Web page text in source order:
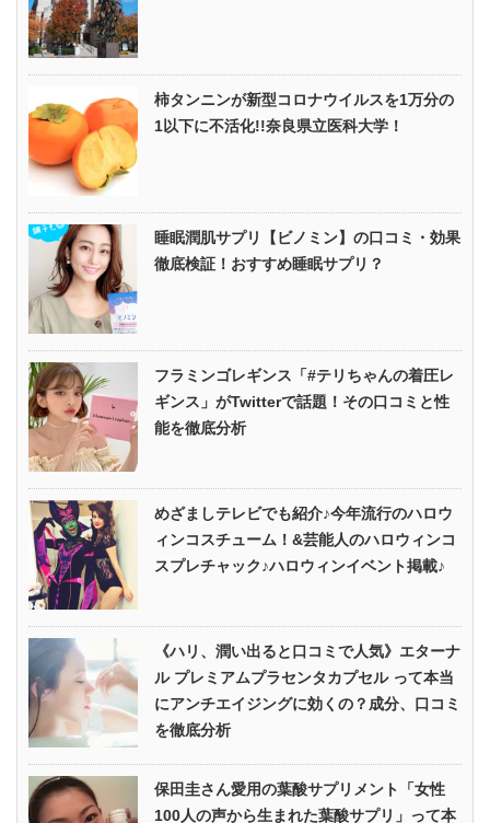
柿タンニンが新型コロナウイルスを1万分の
1以下に不活化!!奈良県立医科大学！
睡眠潤肌サプリ【ビノミン】の口コミ・効果
徹底検証！おすすめ睡眠サプリ？
フラミンゴレギンス「#テリちゃんの着圧レ
ギンス」がTwitterで話題！その口コミと性
能を徹底分析
めざましテレビでも紹介♪今年流行のハロウ
ィンコスチューム！&芸能人のハロウィンコ
スプレチャック♪ハロウィンイベント掲載♪
《ハリ、潤い出ると口コミで人気》エターナ
ル プレミアムプラセンタカプセル って本当
にアンチエイジングに効くの？成分、口コミ
を徹底分析
保田圭さん愛用の葉酸サプリメント「女性
100人の声から生まれた葉酸サプリ」って本